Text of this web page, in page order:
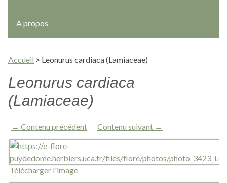
A propos
Accueil > Leonurus cardiaca (Lamiaceae)
Leonurus cardiaca
(Lamiaceae)
← Contenu précédent Contenu suivant →
Télécharger l'image